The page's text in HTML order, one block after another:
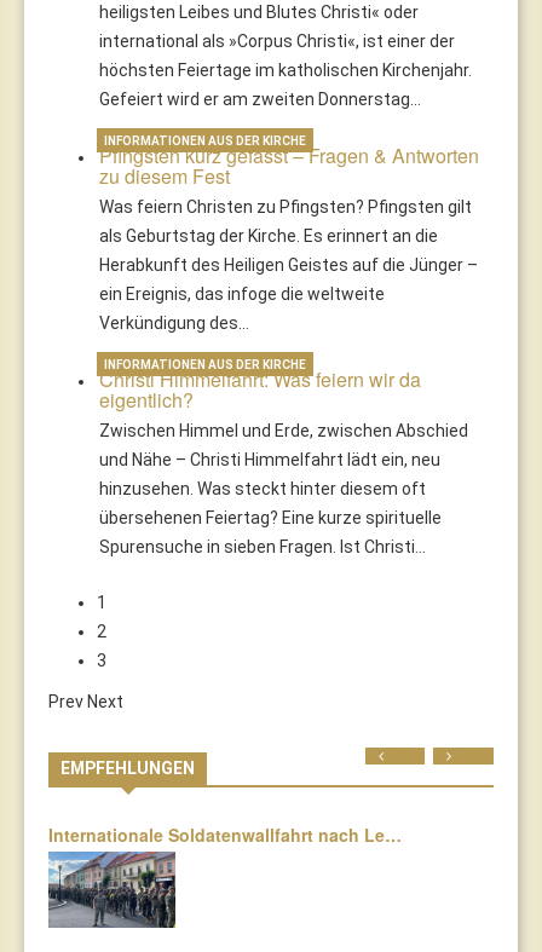
heiligsten Leibes und Blutes Christi« oder
international als »Corpus Christi«, ist einer der
höchsten Feiertage im katholischen Kirchenjahr.
Gefeiert wird er am zweiten Donnerstag…
Pfingsten kurz gefasst – Fragen & Antworten
zu diesem Fest
Was feiern Christen zu Pfingsten? Pfingsten gilt
als Geburtstag der Kirche. Es erinnert an die
Herabkunft des Heiligen Geistes auf die Jünger –
ein Ereignis, das infoge die weltweite
Verkündigung des…
INFORMATIONEN AUS DER KIRCHE
Christi Himmelfahrt: Was feiern wir da
eigentlich?
Zwischen Himmel und Erde, zwischen Abschied
und Nähe – Christi Himmelfahrt lädt ein, neu
hinzusehen. Was steckt hinter diesem oft
übersehenen Feiertag? Eine kurze spirituelle
Spurensuche in sieben Fragen. Ist Christi…
INFORMATIONEN AUS DER KIRCHE
1
2
3
PrevNext
EMPFEHLUNGEN
Internationale Soldatenwallfahrt nach Le…